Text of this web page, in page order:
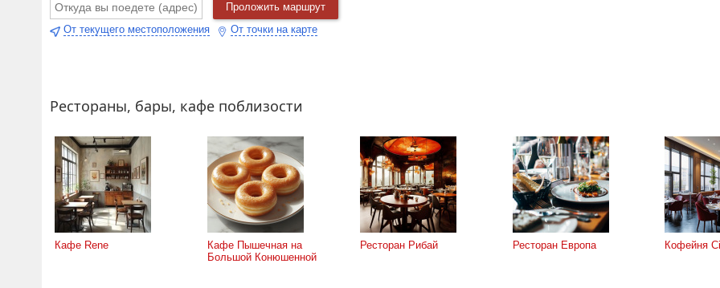
Проложить маршрут
От текущего местоположения
От точки на карте
Рестораны, бары, кафе поблизости
Кафе Rene
Кафе Пышечная на
Большой Конюшенной
Ресторан Рибай Ресторан Европа Кофейня